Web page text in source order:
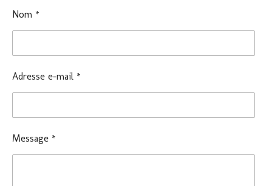
e
Nom *
Adresse e-mail *
Message *